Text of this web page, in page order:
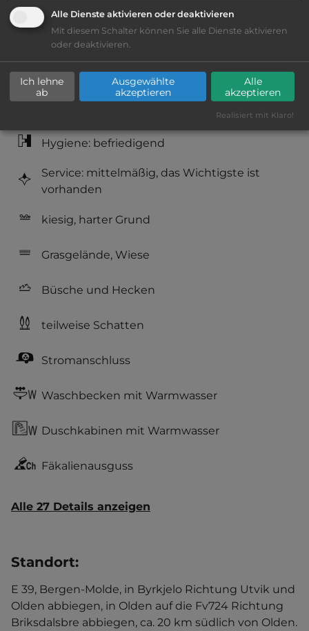
Lage: schön
Platzeinrichtung: ausreichend
Hygiene: befriedigend
Service: mittelmäßig, das Wichtigste ist
vorhanden
kiesig, harter Grund
Grasgelände, Wiese
Büsche und Hecken
teilweise Schatten
Stromanschluss
Waschbecken mit Warmwasser
Duschkabinen mit Warmwasser
Fäkalienausguss
Alle 27 Details anzeigen
Standort:
E 39, Bergen-Molde, in Byrkjelo Richtung Utvik und
Olden abbiegen, in Olden auf die Fv724 Richtung
Briksdalsbre abbiegen, ca. 20 km südlich von Olden.
Alle Dienste aktivieren oder deaktivieren
Mit diesem Schalter können Sie alle Dienste aktivieren
oder deaktivieren.
Ich lehne
ab
Ausgewählte
akzeptieren
Alle
akzeptieren
Realisiert mit Klaro!